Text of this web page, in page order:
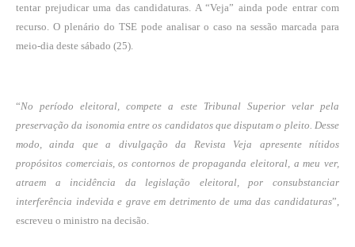
tentar prejudicar uma das candidaturas. A “Veja” ainda pode entrar com
recurso. O plenário do TSE pode analisar o caso na sessão marcada para
meio-dia deste sábado (25).
“No período eleitoral, compete a este Tribunal Superior velar pela
preservação da isonomia entre os candidatos que disputam o pleito. Desse
modo, ainda que a divulgação da Revista Veja apresente nítidos
propósitos comerciais, os contornos de propaganda eleitoral, a meu ver,
atraem a incidência da legislação eleitoral, por consubstanciar
interferência indevida e grave em detrimento de uma das candidaturas”,
escreveu o ministro na decisão.